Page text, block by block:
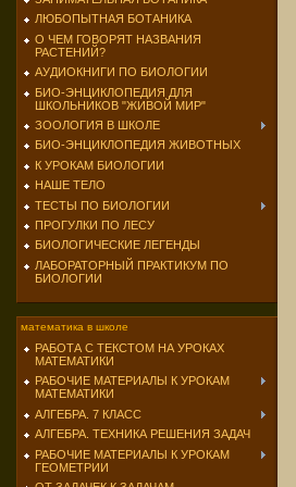
ЛЮБОПЫТНАЯ БОТАНИКА
О ЧЕМ ГОВОРЯТ НАЗВАНИЯ
РАСТЕНИЙ?
АУДИОКНИГИ ПО БИОЛОГИИ
БИО-ЭНЦИКЛОПЕДИЯ ДЛЯ
ШКОЛЬНИКОВ "ЖИВОЙ МИР"
ЗООЛОГИЯ В ШКОЛЕ
БИО-ЭНЦИКЛОПЕДИЯ ЖИВОТНЫХ
К УРОКАМ БИОЛОГИИ
НАШЕ ТЕЛО
ТЕСТЫ ПО БИОЛОГИИ
ПРОГУЛКИ ПО ЛЕСУ
БИОЛОГИЧЕСКИЕ ЛЕГЕНДЫ
ЛАБОРАТОРНЫЙ ПРАКТИКУМ ПО
БИОЛОГИИ
математика в школе
РАБОТА С ТЕКСТОМ НА УРОКАХ
МАТЕМАТИКИ
РАБОЧИЕ МАТЕРИАЛЫ К УРОКАМ
МАТЕМАТИКИ
АЛГЕБРА. 7 КЛАСС
АЛГЕБРА. ТЕХНИКА РЕШЕНИЯ ЗАДАЧ
РАБОЧИЕ МАТЕРИАЛЫ К УРОКАМ
ГЕОМЕТРИИ